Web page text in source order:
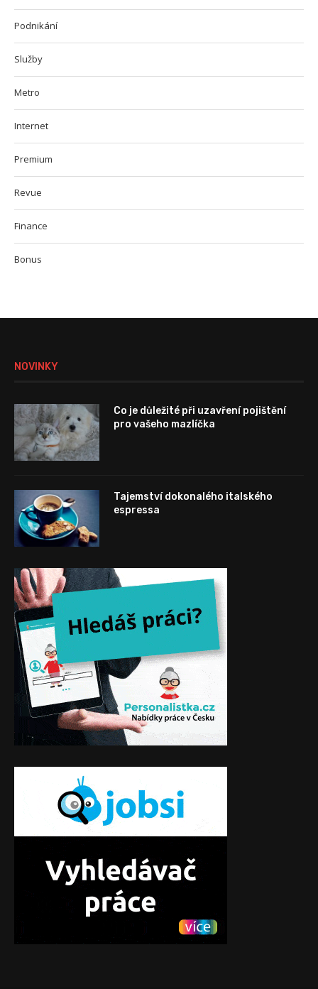
Podnikání
Služby
Metro
Internet
Premium
Revue
Finance
Bonus
NOVINKY
Co je důležité při uzavření pojištění
pro vašeho mazlíčka
Tajemství dokonalého italského
espressa